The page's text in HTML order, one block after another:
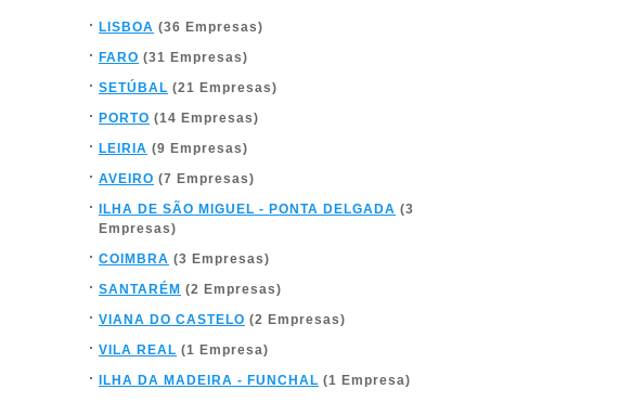
LISBOA (36 Empresas)
FARO (31 Empresas)
SETÚBAL (21 Empresas)
PORTO (14 Empresas)
LEIRIA (9 Empresas)
AVEIRO (7 Empresas)
ILHA DE SÃO MIGUEL - PONTA DELGADA (3
Empresas)
COIMBRA (3 Empresas)
SANTARÉM (2 Empresas)
VIANA DO CASTELO (2 Empresas)
VILA REAL (1 Empresa)
ILHA DA MADEIRA - FUNCHAL (1 Empresa)